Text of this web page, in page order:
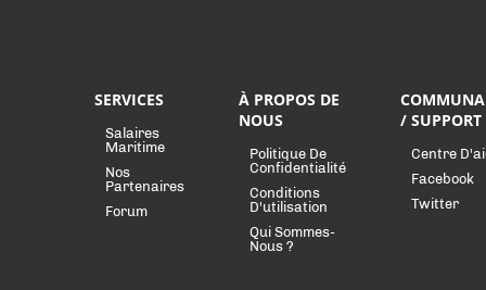
SERVICES
Salaires
Maritime
Nos
Partenaires
Forum
À PROPOS DE
NOUS
Politique De
Confidentialité
Conditions
D'utilisation
Qui Sommes-
Nous ?
/ SUPPORT
Centre
Facebook
Twitter